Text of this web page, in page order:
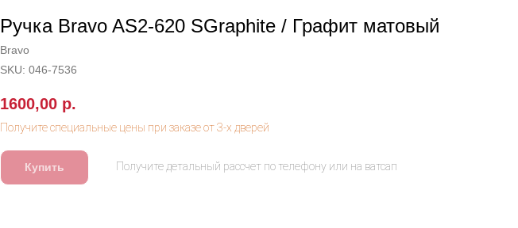
Ручка Bravo AS2-620 SGraphite / Графит матовый
Bravo
SKU: 046-7536
1600,00 р.
Купить